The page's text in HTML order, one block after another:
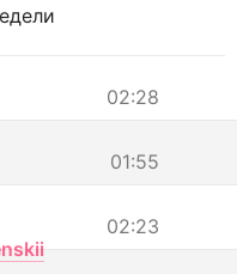
02:28
01:55
02:23